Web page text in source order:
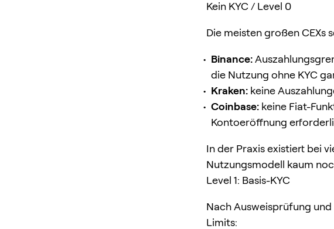
Kein KYC / Level 0
Die meisten großen CEXs
Binance:
die Nutzung ohne KYC
Kraken: keine
Coinbase: keine Fiat-
Kontoeröffnung
In der Praxis existiert bei
Nutzungsmodell kaum
Level 1: Basis-KYC
Nach Ausweisprüfung
Limits: